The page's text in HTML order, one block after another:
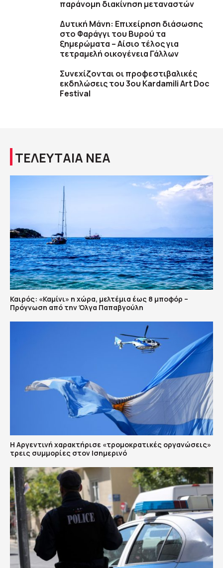
παράνομη διακίνηση μεταναστών
Δυτική Μάνη: Επιχείρηση διάσωσης
στο Φαράγγι του Βυρού τα
ξημερώματα – Αίσιο τέλος για
τετραμελή οικογένεια Γάλλων
Συνεχίζονται οι προφεστιβαλικές
εκδηλώσεις του 3ου Kardamili Art Doc
Festival
ΤΕΛΕΥΤΑΙΑ ΝΕΑ
Καιρός: «Καμίνι» η χώρα, μελτέμια έως 8 μποφόρ –
Πρόγνωση από την Όλγα Παπαβγούλη
Η Αργεντινή χαρακτήρισε «τρομοκρατικές οργανώσεις»
τρεις συμμορίες στον Ισημερινό